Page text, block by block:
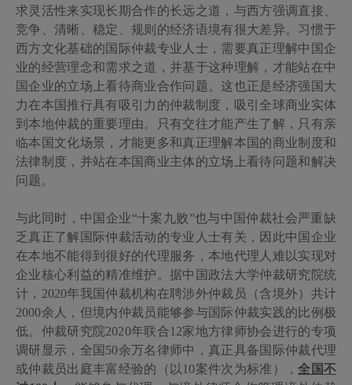
求灵活性来实现长期合作的长远之道，与西方强调直接、
竞争、清晰、稳定、规则的经济语境有很大差异。习惯于
西方文化基础的国际仲裁专业人士，需要真正理解中国企
业的经营理念和需求之道，并基于这种理解，才能站在中
国企业的立场上看待商业合作问题。这也正是经济强国大
力在本国推行具有吸引力的仲裁制度，吸引全球商业实体
到本地仲裁的重要理由。只有交往才能产生了解，只有亲
临本国文化场景，才能更多和真正理解本国的商业制度和
法律制度，并站在本国商业主体的立场上看待问题和解决
问题。
与此同时，中国企业“十案九败”也与中国仲裁社会严重缺
乏真正了解国际仲裁活动的专业人士有关，因此中国企业
在本地不能得到很好的代理服务，本地代理人难以实现对
企业核心利益的精准维护。据中国政法大学仲裁研究院统
计， 2020年我国仲裁机构在聘涉外仲裁员（含境外）共计
2000余人，但境内仲裁员能够参与国际仲裁实践的比例极
低。仲裁研究院2020年联合12家地方律师协会进行的专项
调研显示，全国 50余万名律师中，真正具备国际仲裁代理
或仲裁员出庭丰富经验的（以 10案件次为标准），全国不